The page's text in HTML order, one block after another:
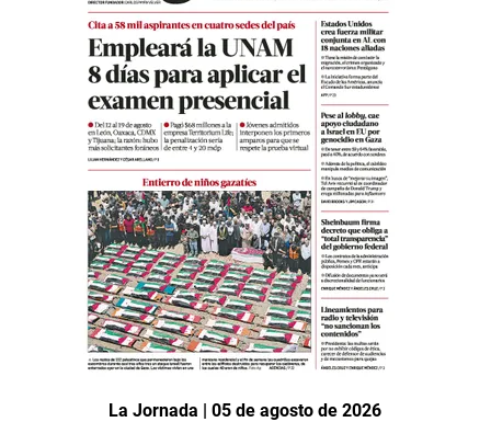
La Jornada | 05 de agosto de 2026